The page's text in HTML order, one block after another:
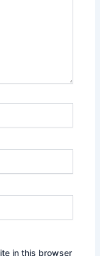
in this browser